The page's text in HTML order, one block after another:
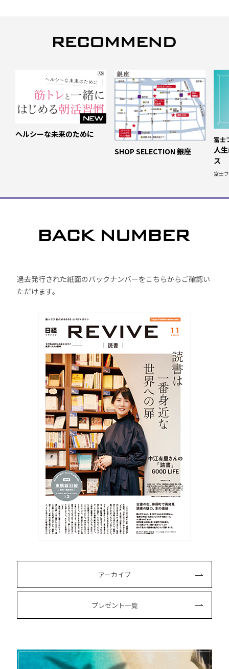
ヘルシーな未来のために
SHOP SELECTION 銀座
富士
人
ス
富士
過去発行された紙面のバックナンバーをこちらからご確認い
ただけます。
アーカイブ
プレゼント一覧